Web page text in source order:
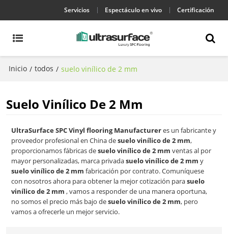
Servicios Espectáculo en vivo Certificación
Inicio / todos / suelo vinílico de 2 mm
Suelo Vinílico De 2 Mm
UltraSurface SPC Vinyl flooring Manufactureres un fabricante y
proveedor profesional en China desuelo vinílico de 2 mm,
proporcionamos fábricas desuelo vinílico de 2 mm ventas al por
mayor personalizadas, marca privadasuelo vinílico de 2 mm y
suelo vinílico de 2 mm fabricación por contrato. Comuníquese
con nosotros ahora para obtener la mejor cotización parasuelo
vinílico de 2 mm , vamos a responder de una manera oportuna,
no somos el precio más bajo desuelo vinílico de 2 mm, pero
vamos a ofrecerle un mejor servicio.